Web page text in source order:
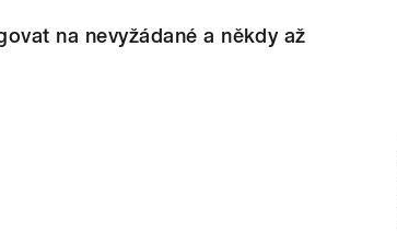
na nevyžádané a někdy až